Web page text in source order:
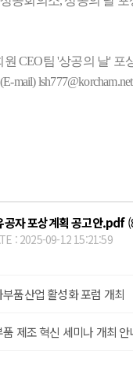
CEO팀 '상공의 날' 포
mail) lsh777@korcham.net
공자 포상계획 공고안.pdf
: 2025-09-12 15:21:59
품산업 활성화 포럼 개최
품 제조 혁신 세미나 개최 안